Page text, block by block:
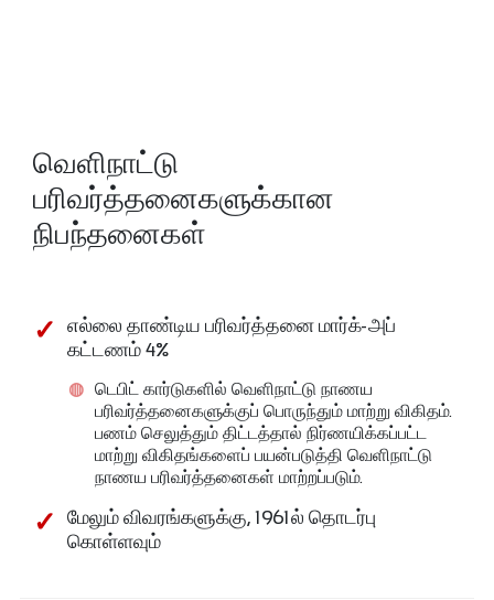
வெளிநாட்டு
பரிவர்த்தனைகளுக்கான
நிபந்தனைகள்
எல்லை தாண்டிய பரிவர்த்தனை மார்க்-அப்
கட்டணம் 4%
டெபிட் கார்டுகளில் வெளிநாட்டு நாணய
பரிவர்த்தனைகளுக்குப் பொருந்தும் மாற்று விகிதம்.
பணம் செலுத்தும் திட்டத்தால் நிர்ணயிக்கப்பட்ட
மாற்று விகிதங்களைப் பயன்படுத்தி வெளிநாட்டு
நாணய பரிவர்த்தனைகள் மாற்றப்படும்.
மேலும் விவரங்களுக்கு, 1961ல் தொடர்பு
கொள்ளவும்